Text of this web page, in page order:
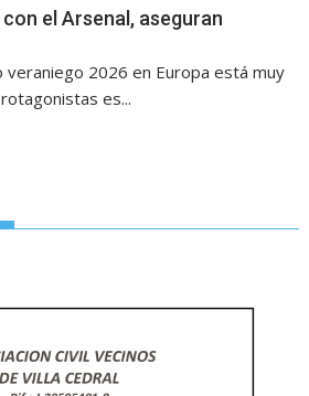
el Arsenal, aseguran
veraniego 2026 en Europa está muy
es...